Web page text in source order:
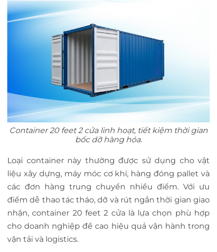
Container 20 feet 2 cửa linh hoạt, tiết kiệm thời gian
bốc dỡ hàng hóa.
Loại container này thường được sử dụng cho vật
liệu xây dựng, máy móc cơ khí, hàng đóng pallet và
các đơn hàng trung chuyển nhiều điểm. Với ưu
điểm dễ thao tác tháo, dỡ và rút ngắn thời gian giao
nhận, container 20 feet 2 cửa là lựa chọn phù hợp
cho doanh nghiệp đề cao hiệu quả vận hành trong
vận tải và logistics.